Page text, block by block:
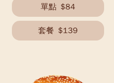
單點 $84
套餐 $139